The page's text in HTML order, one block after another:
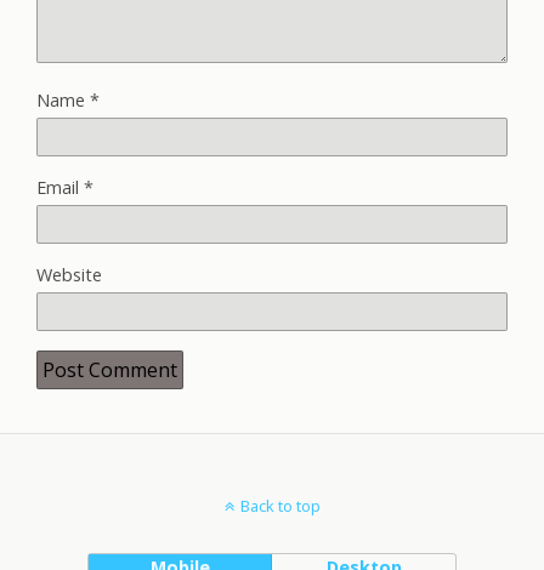
Name *
Email *
Website
Back to top